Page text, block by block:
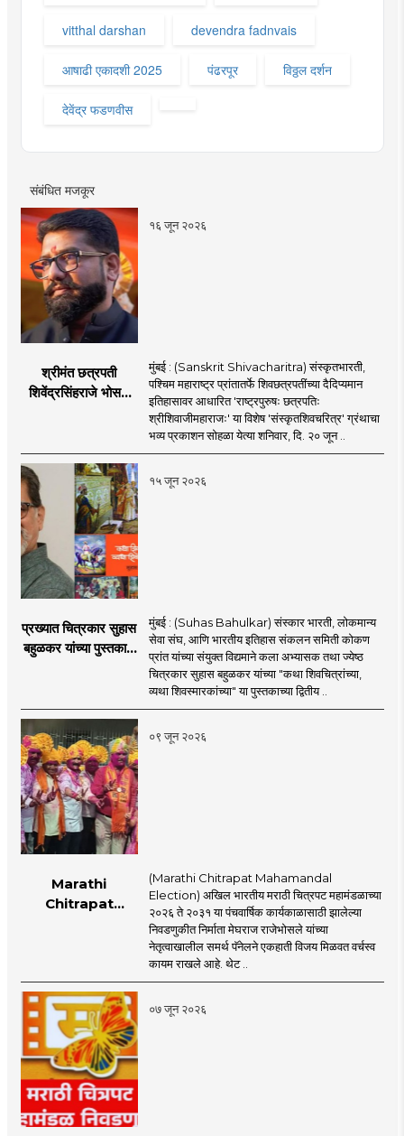
vitthal darshan devendra fadnvais
आषाढी एकादशी 2025 पंढरपूर विठ्ठल दर्शन
देवेंद्र फडणवीस
संबंधित मजकूर
१६ जून २०२६
श्रीमंत छत्रपती
शिवेंद्रसिंहराजे भोसले
प्रकाशन
मुंबई : (Sanskrit Shivacharitra) संस्कृतभारती,
पश्चिम महाराष्ट्र प्रांतातर्फे शिवछत्रपतींच्या दैदिप्यमान
इतिहासावर आधारित 'राष्ट्रपुरुषः छत्रपतिः
श्रीशिवाजीमहाराजः' या विशेष 'संस्कृतशिवचरित्र' ग्रंथाचा
भव्य प्रकाशन सोहळा येत्या शनिवार, दि. २० जून ..
१५ जून २०२६
प्रख्यात चित्रकार सुहास
बहुळकर यांच्या पुस्तकाचे
मुंबई : (Suhas Bahulkar) संस्कार भारती, लोकमान्य
सेवा संघ, आणि भारतीय इतिहास संकलन समिती कोकण
प्रांत यांच्या संयुक्त विद्यमाने कला अभ्यासक तथा ज्येष्ठ
चित्रकार सुहास बहुळकर यांच्या "कथा शिवचित्रांच्या,
व्यथा शिवस्मारकांच्या" या पुस्तकाच्या द्वितीय ..
०९ जून २०२६
Marathi
Chitrapat
महामंडळावर समर्थ
पॅनेलचे वर्चस्व कायम!
(Marathi Chitrapat Mahamandal
Election) अखिल भारतीय मराठी चित्रपट महामंडळाच्या
२०२६ ते २०३१ या पंचवार्षिक कार्यकाळासाठी झालेल्या
निवडणुकीत निर्माता मेघराज राजेभोसले यांच्या
नेतृत्वाखालील समर्थ पॅनेलने एकहाती विजय मिळवत वर्चस्व
कायम राखले आहे. थेट ..
०७ जून २०२६